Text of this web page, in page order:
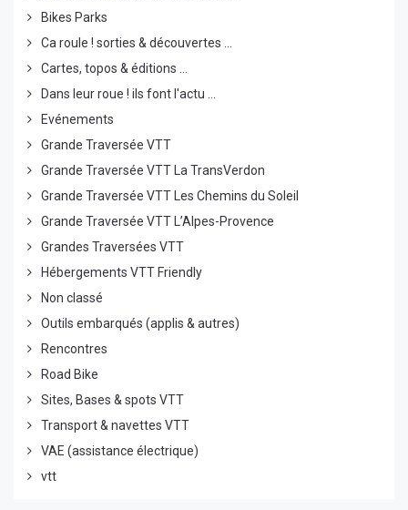
Bikes Parks
Ca roule ! sorties & découvertes ...
Cartes, topos & éditions ...
Dans leur roue ! ils font l'actu ...
Evénements
Grande Traversée VTT
Grande Traversée VTT La TransVerdon
Grande Traversée VTT Les Chemins du Soleil
Grande Traversée VTT L’Alpes-Provence
Grandes Traversées VTT
Hébergements VTT Friendly
Non classé
Outils embarqués (applis & autres)
Rencontres
Road Bike
Sites, Bases & spots VTT
Transport & navettes VTT
VAE (assistance électrique)
vtt